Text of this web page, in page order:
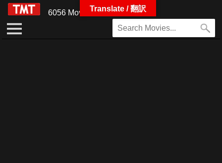
6056 MoviesTranslate / 翻訳